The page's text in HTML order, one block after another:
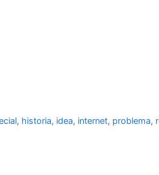
, historia, idea, internet, problema,